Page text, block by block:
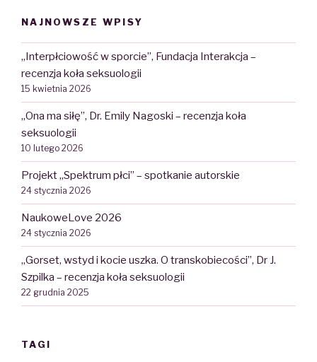
NAJNOWSZE WPISY
„Interpłciowość w sporcie”, Fundacja Interakcja –
recenzja koła seksuologii
15 kwietnia 2026
„Ona ma siłę”, Dr. Emily Nagoski – recenzja koła
seksuologii
10 lutego 2026
Projekt „Spektrum płci” – spotkanie autorskie
24 stycznia 2026
NaukoweLove 2026
24 stycznia 2026
„Gorset, wstyd i kocie uszka. O transkobiecości”, Dr J.
Szpilka – recenzja koła seksuologii
22 grudnia 2025
TAGI